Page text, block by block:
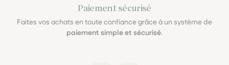
Paiement sécurisé
Faites vos achats en toute confiance grâce à un système de
paiement simple et sécurisé.